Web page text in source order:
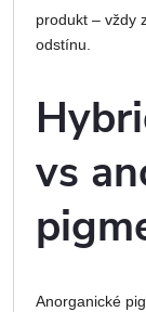
produkt – vždy
odstínu.
vs
Anorganické